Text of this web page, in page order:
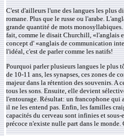
C'est d'ailleurs l'une des langues les plus
romane. Plus que le russe ou l'arabe.
grande quantité de mots
fait, comme le disait Churchill, «l'anglais
concept d' «anglais de communication
l'idéal, c'est de parler comme les natifs!
Pourquoi parler plusieurs langues le plus
de 10-11 ans, les synapses, ces zones de
majeur dans la rétention des souvenirs. A
tous les sons. Ensuite, elle devient
l'entourage. Résultat: un francophone qui
il ne les entend pas. Enfin, les familles
capacités du cerveau sont infinies et
précoce n'existe nulle part dans le